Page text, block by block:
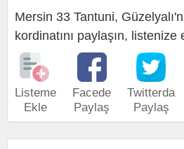
Mersin 33 Tantuni,
kordinatını paylaşın, listenize
Listeme
Ekle
Facede
Paylaş
Twitterda
Paylaş